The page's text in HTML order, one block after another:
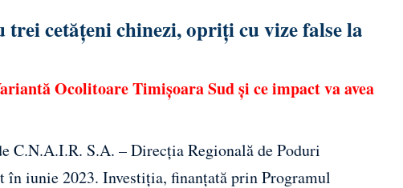
cetățeni chinezi, opriți cu vize false la
Ocolitoare Timișoara Sud și ce impact va avea
C.N.A.I.R. S.A. – Direcția Regională de Poduri
iunie 2023. Investiția, finanțată prin Programul